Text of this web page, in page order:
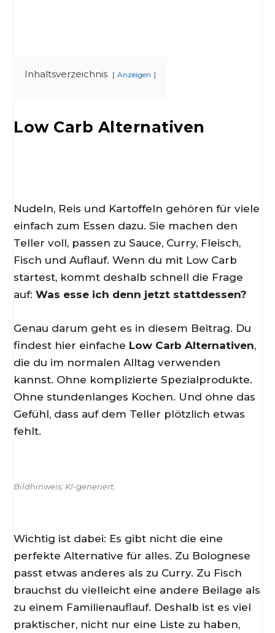
Inhaltsverzeichnis Anzeigen
Low Carb Alternativen
Nudeln, Reis und Kartoffeln gehören für viele
einfach zum Essen dazu. Sie machen den
Teller voll, passen zu Sauce, Curry, Fleisch,
Fisch und Auflauf. Wenn du mit Low Carb
startest, kommt deshalb schnell die Frage
auf:Was esse ich denn jetzt stattdessen?
Genau darum geht es in diesem Beitrag. Du
findest hier einfache Low Carb Alternativen,
die du im normalen Alltag verwenden
kannst. Ohne komplizierte Spezialprodukte.
Ohne stundenlanges Kochen. Und ohne das
Gefühl, dass auf dem Teller plötzlich etwas
fehlt.
Bildhinweis: KI-generiert.
Wichtig ist dabei: Es gibt nicht die eine
perfekte Alternative für alles. Zu Bolognese
passt etwas anderes als zu Curry. Zu Fisch
brauchst du vielleicht eine andere Beilage als
zu einem Familienauflauf. Deshalb ist es viel
praktischer, nicht nur eine Liste zu haben,